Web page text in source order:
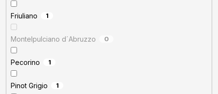
Friuliano 1
Montelpulciano d´Abruzzo 0
Pecorino 1
Pinot Grigio 1